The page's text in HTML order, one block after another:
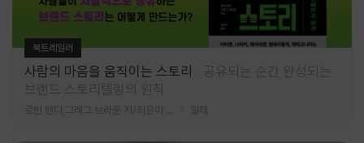
북트레일러
사람의 마음을 움직이는 스토리
공유되는 순간 완성되는
브랜드 스토리텔링의 원칙
알레